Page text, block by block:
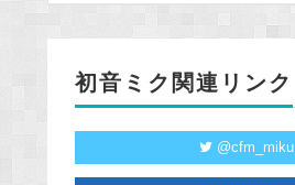
初音ミク関連リンク
@cfm_miku